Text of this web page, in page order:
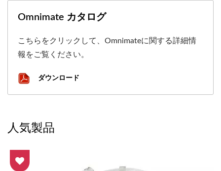
Omnimate カタログ
こちらをクリックして、Omnimateに関する詳細情
報をご覧ください。
ダウンロード
人気製品